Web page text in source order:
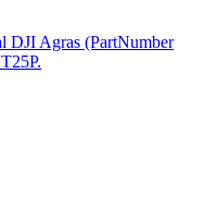
DJI Agras (PartNumber